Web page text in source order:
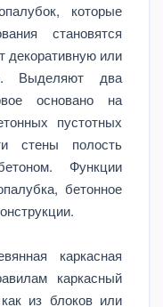
которые
становятся
декоративную или
Выделяют два
основано на
пустотных
стены полость
Функции
бетонное
каркасная
каркасный
из блоков или